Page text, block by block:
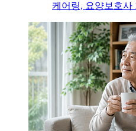
케어링, 요양보호사